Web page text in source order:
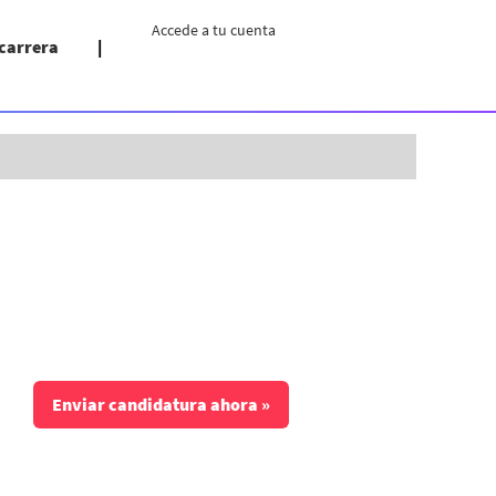
Accede a tu cuenta
Borrar
Enviar candidatura ahora »